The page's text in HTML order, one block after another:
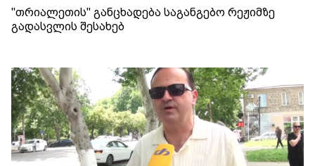
"თრიალეთის" განცხადება საგანგებო რეჟიმზე
გადასვლის შესახებ